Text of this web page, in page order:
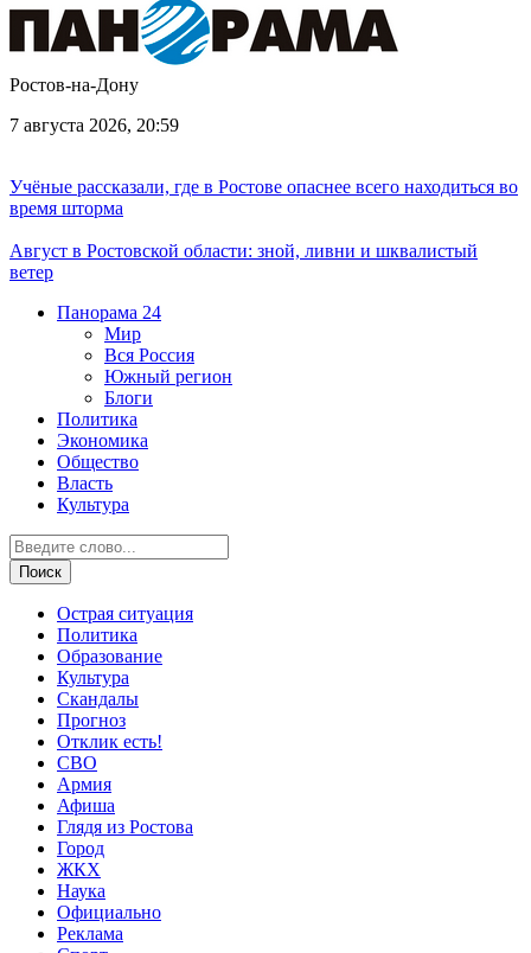
Ростов-на-Дону
7 августа 2026, 20:59
Учёные рассказали, где в Ростове опаснее всего находиться во
время шторма
Август в Ростовской области: зной, ливни и шквалистый
ветер
Панорама 24
Мир
Вся Россия
Южный регион
Блоги
Политика
Экономика
Общество
Власть
Культура
Острая ситуация
Политика
Образование
Культура
Скандалы
Прогноз
Отклик есть!
СВО
Армия
Афиша
Глядя из Ростова
Город
ЖКХ
Наука
Официально
Реклама